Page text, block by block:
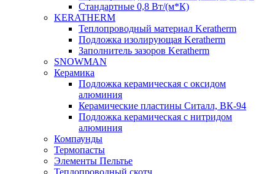
Стандартные 0,8 Вт/(м*К)
KERATHERM
Теплопроводный материал Keratherm
Подложка изолирующая Keratherm
Заполнитель зазоров Keratherm
SNOWMAN
Керамика
Подложка керамическая с оксидом
алюминия
Керамические пластины Ситалл, ВК-94
Подложка керамическая с нитридом
алюминия
Компаунды
Термопасты
Элементы Пельтье
Теплопроводный скотч